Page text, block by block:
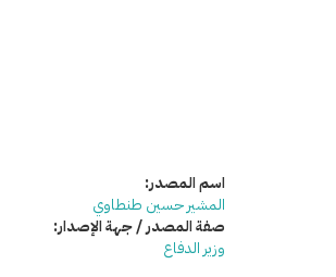
اسم المصدر:
المشير حسين طنطاوي
صفة المصدر / جهة الإصدار:
وزير الدفاع